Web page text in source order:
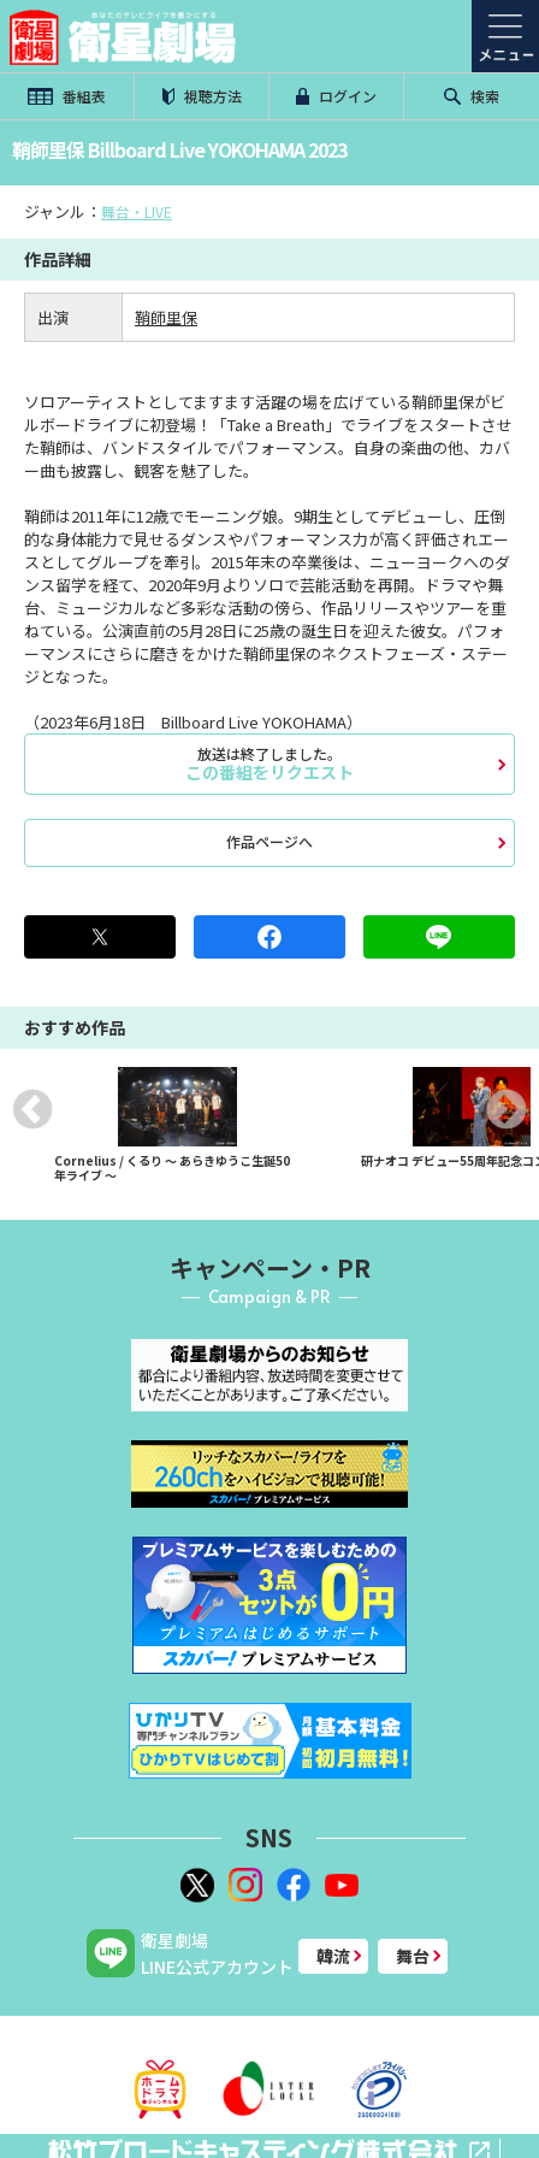
番組表 視聴方法 ログイン 検索
鞘師里保 Billboard Live YOKOHAMA 2023
ジャンル： 舞台・LIVE
作品詳細
出演 鞘師里保
ソロアーティストとしてますます活躍の場を広げている鞘師里保がビ
ルボードライブに初登場！「Take a Breath」でライブをスタートさせ
た鞘師は、バンドスタイルでパフォーマンス。自身の楽曲の他、カバ
ー曲も披露し、観客を魅了した。
鞘師は2011年に12歳でモーニング娘。9期生としてデビューし、圧倒
的な身体能力で見せるダンスやパフォーマンス力が高く評価されエー
スとしてグループを牽引。2015年末の卒業後は、ニューヨークへのダ
ンス留学を経て、2020年9月よりソロで芸能活動を再開。ドラマや舞
台、ミュージカルなど多彩な活動の傍ら、作品リリースやツアーを重
ねている。公演直前の5月28日に25歳の誕生日を迎えた彼女。パフォ
ーマンスにさらに磨きをかけた鞘師里保のネクストフェーズ・ステー
ジとなった。
（2023年6月18日 Billboard Live YOKOHAMA）
放送は終了しました。
この番組をリクエスト
作品ページへ
おすすめ作品
Cornelius / くるり ～ あらきゆうこ生誕50
年ライブ ～
研ナオコ デビュー55周年記念コ
キャンペーン・PR
Campaign & PR
SNS
衛星劇場
LINE公式アカウント
韓流 舞台